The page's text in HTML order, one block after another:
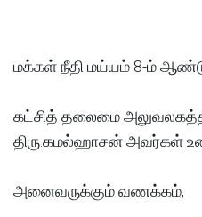
மக்கள் நீதி மய்யம் 8-ம்
கட்சித் தலைமை
திரு.கமல்ஹாசன் அவர்கள்
அனைவருக்கும்‌ வணக்கம்,